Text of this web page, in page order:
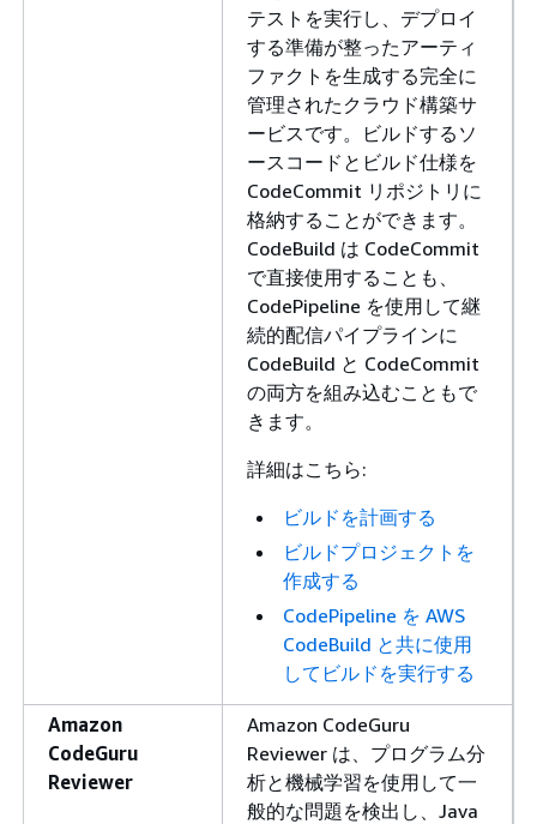
テストを実行し、デプロイ
する準備が整ったアーティ
ファクトを生成する完全に
管理されたクラウド構築サ
ービスです。ビルドするソ
ースコードとビルド仕様を
CodeCommit リポジトリに
格納することができます。
CodeBuild は CodeCommit
で直接使用することも、
CodePipeline を使用して継
続的配信パイプラインに
CodeBuild と CodeCommit
の両方を組み込むこともで
きます。
詳細はこちら:
ビルドを計画する
ビルドプロジェクトを
作成する
CodePipeline を AWS
CodeBuild と共に使用
してビルドを実行する
Amazon
CodeGuru
Reviewer
Amazon CodeGuru
Reviewer は、プログラム分
析と機械学習を使用して一
般的な問題を検出し、Java